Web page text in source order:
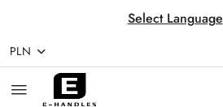
Select Language
Przejdź do treści głównej
Przejdź do wyszukiwarki
Przejdź do moje konto
Przejdź do menu głównego
Przejdź do opisu produktu
Przejdź do stopki
PLN